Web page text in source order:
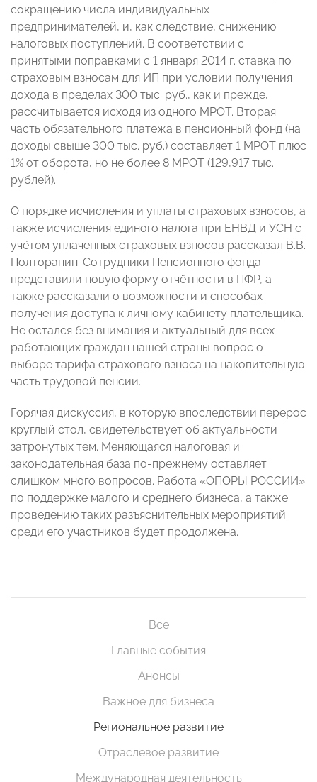
сокращению числа индивидуальных
предпринимателей, и, как следствие, снижению
налоговых поступлений. В соответствии с
принятыми поправками с 1 января 2014 г. ставка по
страховым взносам для ИП при условии получения
дохода в пределах 300 тыс. руб., как и прежде,
рассчитывается исходя из одного МРОТ. Вторая
часть обязательного платежа в пенсионный фонд (на
доходы свыше 300 тыс. руб.) составляет 1 МРОТ плюс
1% от оборота, но не более 8 МРОТ (129,917 тыс.
рублей).
О порядке исчисления и уплаты страховых взносов, а
также исчисления единого налога при ЕНВД и УСН с
учётом уплаченных страховых взносов рассказал В.В.
Полторанин. Сотрудники Пенсионного фонда
представили новую форму отчётности в ПФР, а
также рассказали о возможности и способах
получения доступа к личному кабинету плательщика.
Не остался без внимания и актуальный для всех
работающих граждан нашей страны вопрос о
выборе тарифа страхового взноса на накопительную
часть трудовой пенсии.
Горячая дискуссия, в которую впоследствии перерос
круглый стол, свидетельствует об актуальности
затронутых тем. Меняющаяся налоговая и
законодательная база по-прежнему оставляет
слишком много вопросов. Работа «ОПОРЫ РОССИИ»
по поддержке малого и среднего бизнеса, а также
проведению таких разъяснительных мероприятий
среди его участников будет продолжена.
Все
Главные события
Анонсы
Важное для бизнеса
Региональное развитие
Отраслевое развитие
Международная деятельность